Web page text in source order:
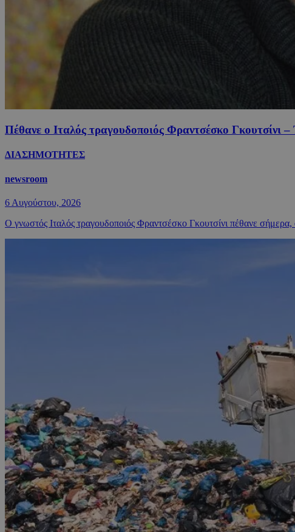
Πέθανε ο Ιταλός τραγουδοποιός Φραντσέσκο Γκουτσίνι
ΔΙΑΣΗΜΟΤΗΤΕΣ
newsroom
6 Αυγούστου, 2026
Ο γνωστός Ιταλός τραγουδοποιός Φραντσέσκο Γκουτσίνι πέθανε